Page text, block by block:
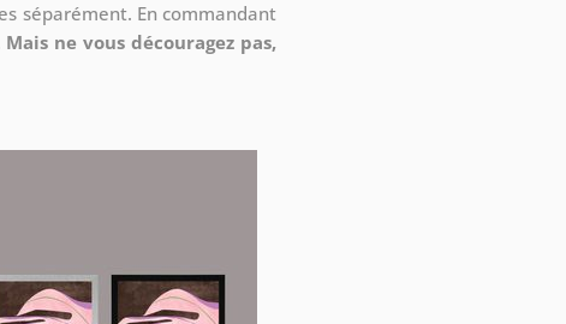
séparément. En commandant
Mais ne vous découragez pas,